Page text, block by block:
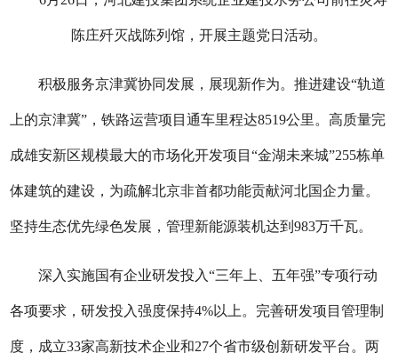
陈庄歼灭战陈列馆，开展主题党日活动。
积极服务京津冀协同发展，展现新作为。推进建设“轨道
上的京津冀”，铁路运营项目通车里程达8519公里。高质量完
成雄安新区规模最大的市场化开发项目“金湖未来城”255栋单
体建筑的建设，为疏解北京非首都功能贡献河北国企力量。
坚持生态优先绿色发展，管理新能源装机达到983万千瓦。
深入实施国有企业研发投入“三年上、五年强”专项行动
各项要求，研发投入强度保持4%以上。完善研发项目管理制
度，成立33家高新技术企业和27个省市级创新研发平台。两